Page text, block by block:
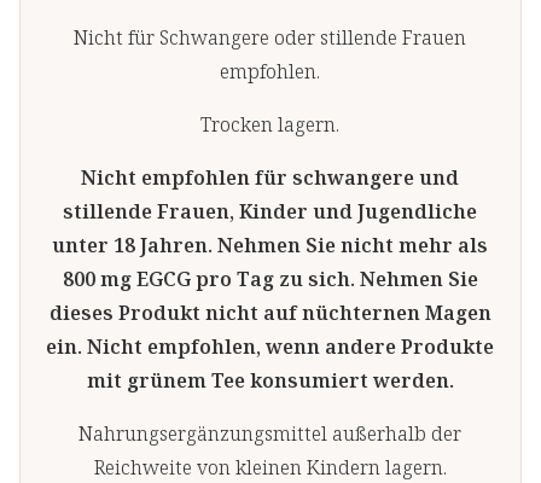
Nicht für Schwangere oder stillende Frauen
empfohlen.
Trocken lagern.
Nicht empfohlen für schwangere und
stillende Frauen, Kinder und Jugendliche
unter 18 Jahren. Nehmen Sie nicht mehr als
800 mg EGCG pro Tag zu sich. Nehmen Sie
dieses Produkt nicht auf nüchternen Magen
ein. Nicht empfohlen, wenn andere Produkte
mit grünem Tee konsumiert werden.
Nahrungsergänzungsmittel außerhalb der
Reichweite von kleinen Kindern lagern.